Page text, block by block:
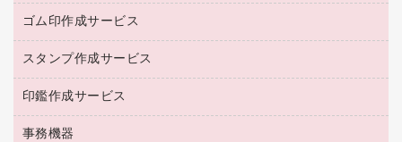
作業用雑貨
梱包用品
梱包用テープ
ミルク・シュガー
ソフトドリンク
コーヒーメーカー・備品
インスタントコーヒー
台所用洗剤
掃除用品
掃除用洗剤
洗濯用品
カウネットキャラクター商品
ゴム印作成サービス
ゴム印作成サービス
ゴム印（一行印）作成サービス
ゴム印（フリーサイズ印）作成サービス
スタンプ作成サービス
シヤチハタスタンプ作成サービス
カウネットスタンプ作成サービス
印鑑作成サービス
印鑑作成サービス
事務機器